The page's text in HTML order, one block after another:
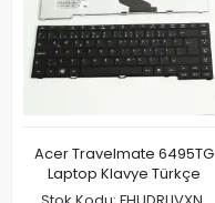
Acer Travelmate 6495TG
Laptop Klavye Türkçe